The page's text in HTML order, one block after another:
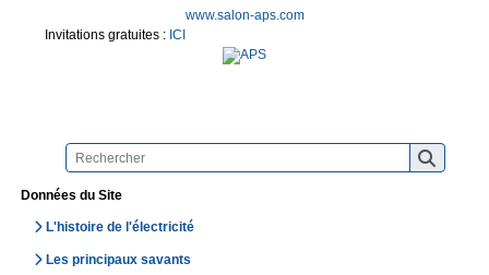
Données du Site
L'histoire de l'électricité
Les principaux savants
www.salon-aps.com
Invitations gratuites : ICI